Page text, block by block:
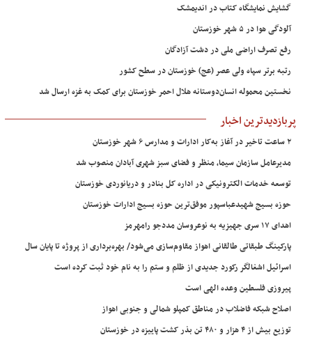
گشایش نمایشگاه کتاب در اندیمشک
آلودگی هوا در ۵ شهر خوزستان
رفع تصرف اراضی ملی در دشت آزادگان
رتبه برتر سپاه ولی عصر (عج) خوزستان در سطح کشور
نخستین محموله انسان‌دوستانه هلال احمر خوزستان برای کمک به غزه ارسال شد
پربازدیدترین اخبار
۲ ساعت تاخیر در آغاز به‌کار ادارات و مدارس ۶ شهر خوزستان
مدیرعامل سازمان سیما، منظر و فضای سبز شهری آبادان منصوب شد
توسعه خدمات الکترونیکی در اداره کل بنادر و دریانوردی خوزستان
حوزه بسیج شهیدعباسپور موفق‌ترین حوزه بسیج ادارات خوزستان
اهدای ۱۷ سری جهیزیه به نوعروسان مددجو رامهرمز
پارکینگ طبقاتی طالقانی اهواز مقاوم‌سازی می‌شود/ بهره‌برداری از پروژه تا پایان سال
اسرائیل اشغالگر رکورد جدیدی از ظلم و ستم را به نام خود ثبت کرده است
پیروزی فلسطین وعده الهی است
اصلاح شبکه فاضلاب در مناطق کمپلو شمالی و جنوبی اهواز
توزیع بیش از ۴ هزار و ۴۸۰ تن بذر کشت پاییزه در خوزستان